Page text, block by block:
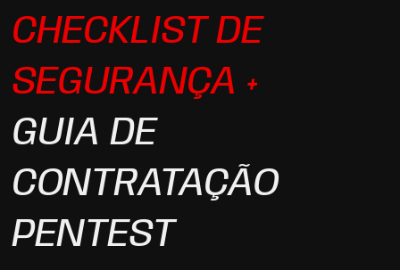
CHECKLIST DE
SEGURANÇA +
GUIA DE
CONTRATAÇÃO
PENTEST